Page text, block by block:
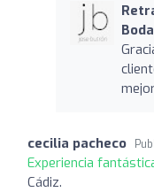
cecilia pacheco
Experiencia
Cádiz.